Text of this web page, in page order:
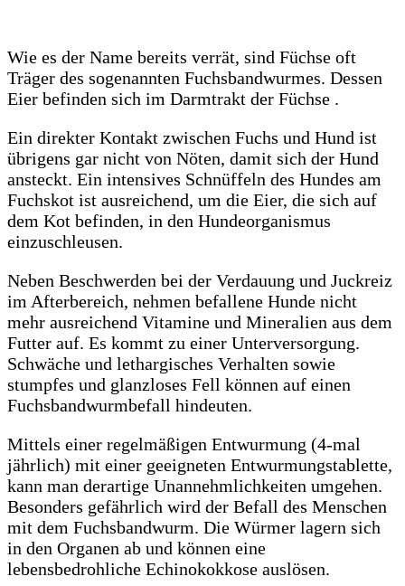
Wie es der Name bereits verrät, sind Füchse oft
Träger des sogenannten Fuchsbandwurmes. Dessen
Eier befinden sich im Darmtrakt der Füchse .
Ein direkter Kontakt zwischen Fuchs und Hund ist
übrigens gar nicht von Nöten, damit sich der Hund
ansteckt. Ein intensives Schnüffeln des Hundes am
Fuchskot ist ausreichend, um die Eier, die sich auf
dem Kot befinden, in den Hundeorganismus
einzuschleusen.
Neben Beschwerden bei der Verdauung und Juckreiz
im Afterbereich, nehmen befallene Hunde nicht
mehr ausreichend Vitamine und Mineralien aus dem
Futter auf. Es kommt zu einer Unterversorgung.
Schwäche und lethargisches Verhalten sowie
stumpfes und glanzloses Fell können auf einen
Fuchsbandwurmbefall hindeuten.
Mittels einer regelmäßigen Entwurmung (4-mal
jährlich) mit einer geeigneten Entwurmungstablette,
kann man derartige Unannehmlichkeiten umgehen.
Besonders gefährlich wird der Befall des Menschen
mit dem Fuchsbandwurm. Die Würmer lagern sich
in den Organen ab und können eine
lebensbedrohliche Echinokokkose auslösen.